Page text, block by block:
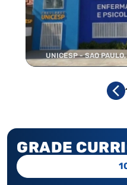
UNICESP - SAO
GRADE